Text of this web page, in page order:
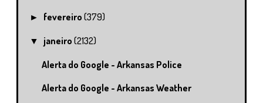
► fevereiro(379)
▼ janeiro(2132)
Alerta do Google - Arkansas Police
Alerta do Google - Arkansas Weather